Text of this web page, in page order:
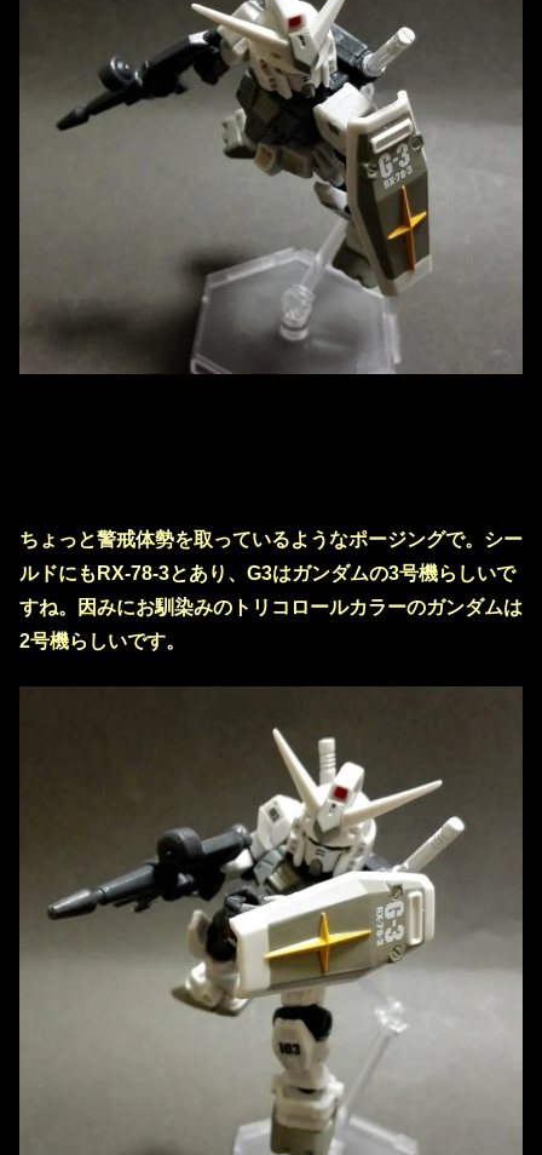
ちょっと警戒体勢を取っているようなポージングで。シー
ルドにもRX-78-3とあり、G3はガンダムの3号機らしいで
すね。因みにお馴染みのトリコロールカラーのガンダムは
2号機らしいです。